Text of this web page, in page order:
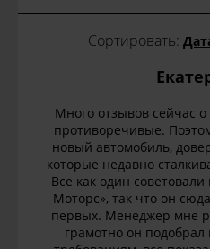
Сортировать:
Много отзывов сейчас
противоречивые.
новый автомобиль,
которые недавно
Все как один
Моторс», так что он
первых. Менеджер мне
грамотно он